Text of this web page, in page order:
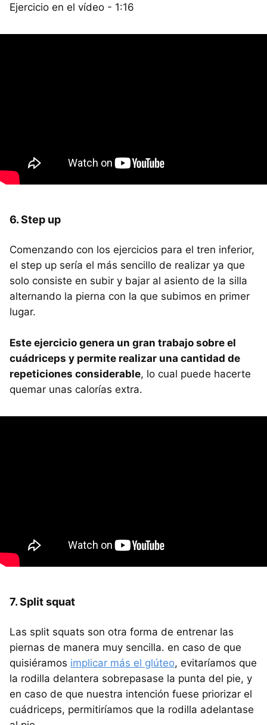
Ejercicio en el vídeo - 1:16
6. Step up
Comenzando con los ejercicios para el tren inferior,
el step up sería el más sencillo de realizar ya que
solo consiste en subir y bajar al asiento de la silla
alternando la pierna con la que subimos en primer
lugar.
Este ejercicio genera un gran trabajo sobre el
cuádriceps y permite realizar una cantidad de
repeticiones considerable, lo cual puede hacerte
quemar unas calorías extra.
7. Split squat
Las split squats son otra forma de entrenar las
piernas de manera muy sencilla. en caso de que
quisiéramos implicar más el glúteo, evitaríamos que
la rodilla delantera sobrepasase la punta del pie, y
en caso de que nuestra intención fuese priorizar el
cuádriceps, permitiríamos que la rodilla adelantase